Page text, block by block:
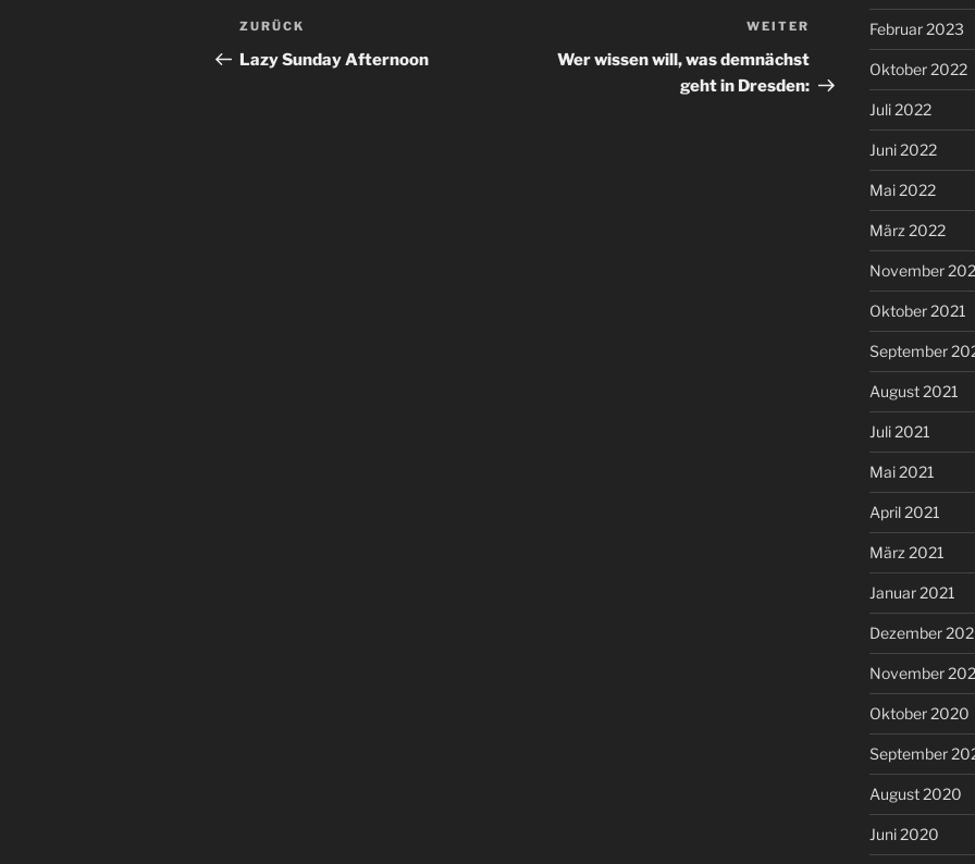
Beitragsnavigation
Vorheriger
Beitrag
ZURÜCK
Lazy Sunday Afternoon
Nächster
Beitrag
WEITER
Wer wissen will, was demnächst
geht in Dresden:
Februar 2023
Oktober 2022
Juli 2022
Juni 2022
Mai 2022
März 2022
November
Oktober 2021
September
August 2021
Juli 2021
Mai 2021
April 2021
März 2021
Januar 2021
Dezember
November
Oktober 2020
September
August 2020
Juni 2020